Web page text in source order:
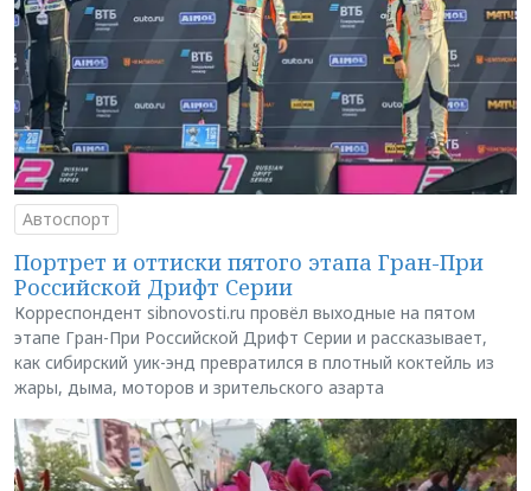
Автоспорт
Портрет и оттиски пятого этапа Гран-При
Российской Дрифт Серии
Корреспондент sibnovosti.ru провёл выходные на пятом
этапе Гран-При Российской Дрифт Серии и рассказывает,
как сибирский уик-энд превратился в плотный коктейль из
жары, дыма, моторов и зрительского азарта